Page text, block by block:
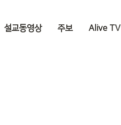
설교동영상 주보 Alive TV